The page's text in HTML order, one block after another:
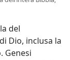
del
Dio, inclusa la
Genesi